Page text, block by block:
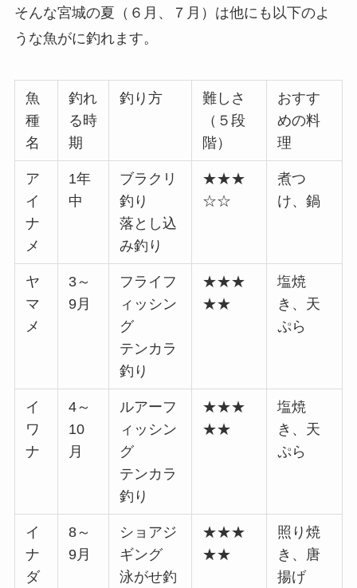
そんな宮城の夏（６月、７月）は他にも以下のよ
うな魚がに釣れます。
魚
種
名
釣れ
る時
期
釣り方
難しさ
（５段
階）
おすす
めの料
理
ア
イ
ナ
メ
1年
中
ブラクリ
釣り
落とし込
み釣り
★★★
☆☆
煮つ
け、鍋
ヤ
マ
メ
3～
9月
フライフ
ィッシン
グ
テンカラ
釣り
★★★
★★
塩焼
き、天
ぷら
イ
ワ
ナ
4～
10
月
ルアーフ
ィッシン
グ
テンカラ
釣り
★★★
★★
塩焼
き、天
ぷら
イ
ナ
ダ
8～
9月
ショアジ
ギング
泳がせ釣
★★★
★★
照り焼
き、唐
揚げ